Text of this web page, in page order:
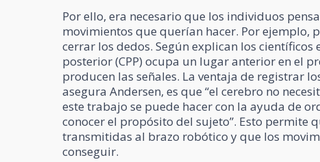
Por ello, era necesario que los individuos
movimientos que querían hacer. Por ejemplo,
cerrar los dedos. Según explican los
posterior (CPP) ocupa un lugar anterior en el
producen las señales. La ventaja de registrar
asegura Andersen, es que “el cerebro no
este trabajo se puede hacer con la ayuda de
conocer el propósito del sujeto”. Esto permite
transmitidas al brazo robótico y que los
conseguir.